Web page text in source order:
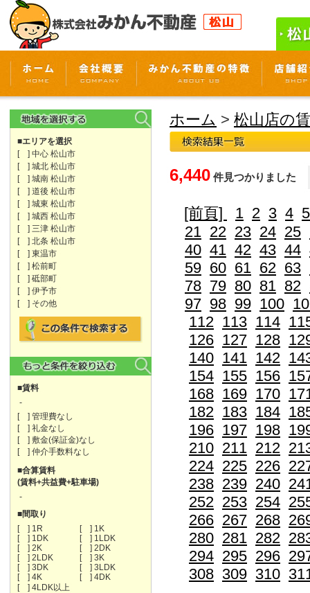
■エリアを選択
[ ] 中心 松山市
[ ] 城北 松山市
[ ] 城南 松山市
[ ] 道後 松山市
[ ] 城東 松山市
[ ] 城西 松山市
[ ] 三津 松山市
[ ] 北条 松山市
[ ] 東温市
[ ] 松前町
[ ] 砥部町
[ ] 伊予市
[ ] その他
■賃料
-
[ ] 管理費なし
[ ] 礼金なし
[ ] 敷金(保証金)なし
[ ] 仲介手数料なし
■合算賃料
(賃料+共益費+駐車場)
-
■間取り
[ ] 1R
[ ] 1K
[ ] 1DK
[ ] 1LDK
[ ] 2K
[ ] 2DK
[ ] 2LDK
[ ] 3K
[ ] 3DK
[ ] 3LDK
[ ] 4K
[ ] 4DK
[ ] 4LDK以上
ホーム > 松山店の
6,440 件見つかりました
[前頁] 1 2 3 4 5
21 22 23 24 25
40 41 42 43 44
59 60 61 62 63
78 79 80 81 82
97 98 99 100
112 113 114
126 127 128
140 141 142
154 155 156
168 169 170
182 183 184
196 197 198
210 211 212
224 225 226
238 239 240
252 253 254
266 267 268
280 281 282
294 295 296
308 309 310